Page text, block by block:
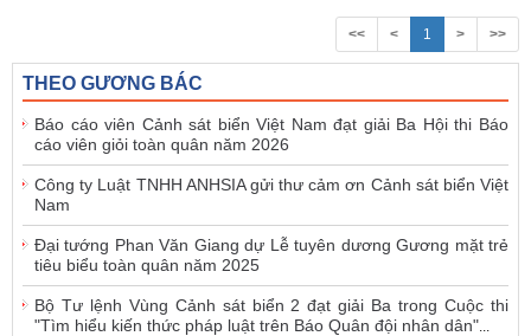
g
a
i
o
n
<< < 1 > >>
THEO GƯƠNG BÁC
Báo cáo viên Cảnh sát biển Việt Nam đạt giải Ba Hội thi Báo
cáo viên giỏi toàn quân năm 2026
Công ty Luật TNHH ANHSIA gửi thư cảm ơn Cảnh sát biển Việt
Nam
Đại tướng Phan Văn Giang dự Lễ tuyên dương Gương mặt trẻ
tiêu biểu toàn quân năm 2025
Bộ Tư lệnh Vùng Cảnh sát biển 2 đạt giải Ba trong Cuộc thi
"Tìm hiểu kiến thức pháp luật trên Báo Quân đội nhân dân"...